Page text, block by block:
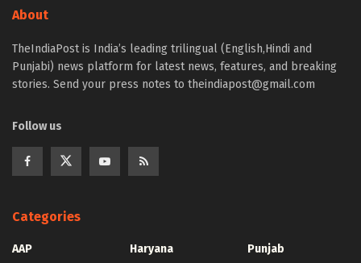
About
TheIndiaPost is India’s leading trilingual (English,Hindi and
Punjabi) news platform for latest news, features, and breaking
stories. Send your press notes to theindiapost@gmail.com
Follow us
Categories
AAP
Haryana
Punjab